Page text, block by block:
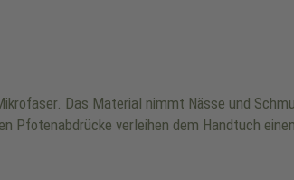
Das Material nimmt Nässe und
verleihen dem Handtuch